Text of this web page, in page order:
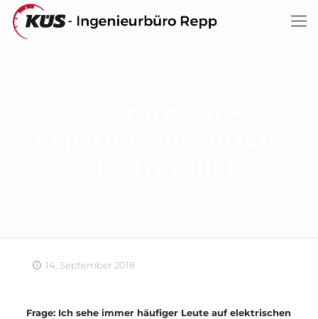
14. September 2018
Frage: Ich sehe immer häufiger Leute auf elektrischen